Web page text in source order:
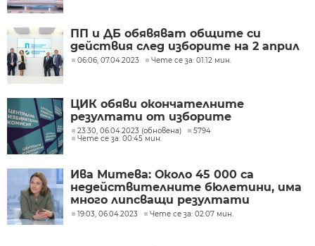
ПП и ДБ обявяват общите си
действия след изборите на 2 април
06:06, 07.04.2023 Чете се за: 01:12 мин.
ЦИК обяви окончателните
резултати от изборите
23:30, 06.04.2023 (обновена)
5794
Чете се за: 00:45 мин.
Ива Митева: Около 45 000 са
недействителните бюлетини, има
много липсващи резултати
19:03, 06.04.2023 Чете се за: 02:07 мин.